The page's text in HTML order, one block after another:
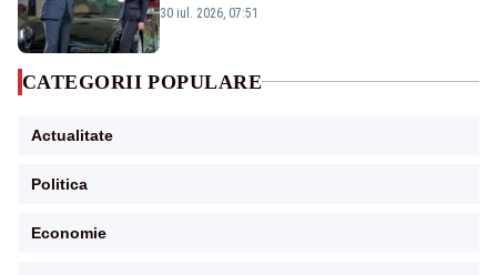
publice
30 iul. 2026, 07:51
CATEGORII POPULARE
Actualitate
Politica
Economie